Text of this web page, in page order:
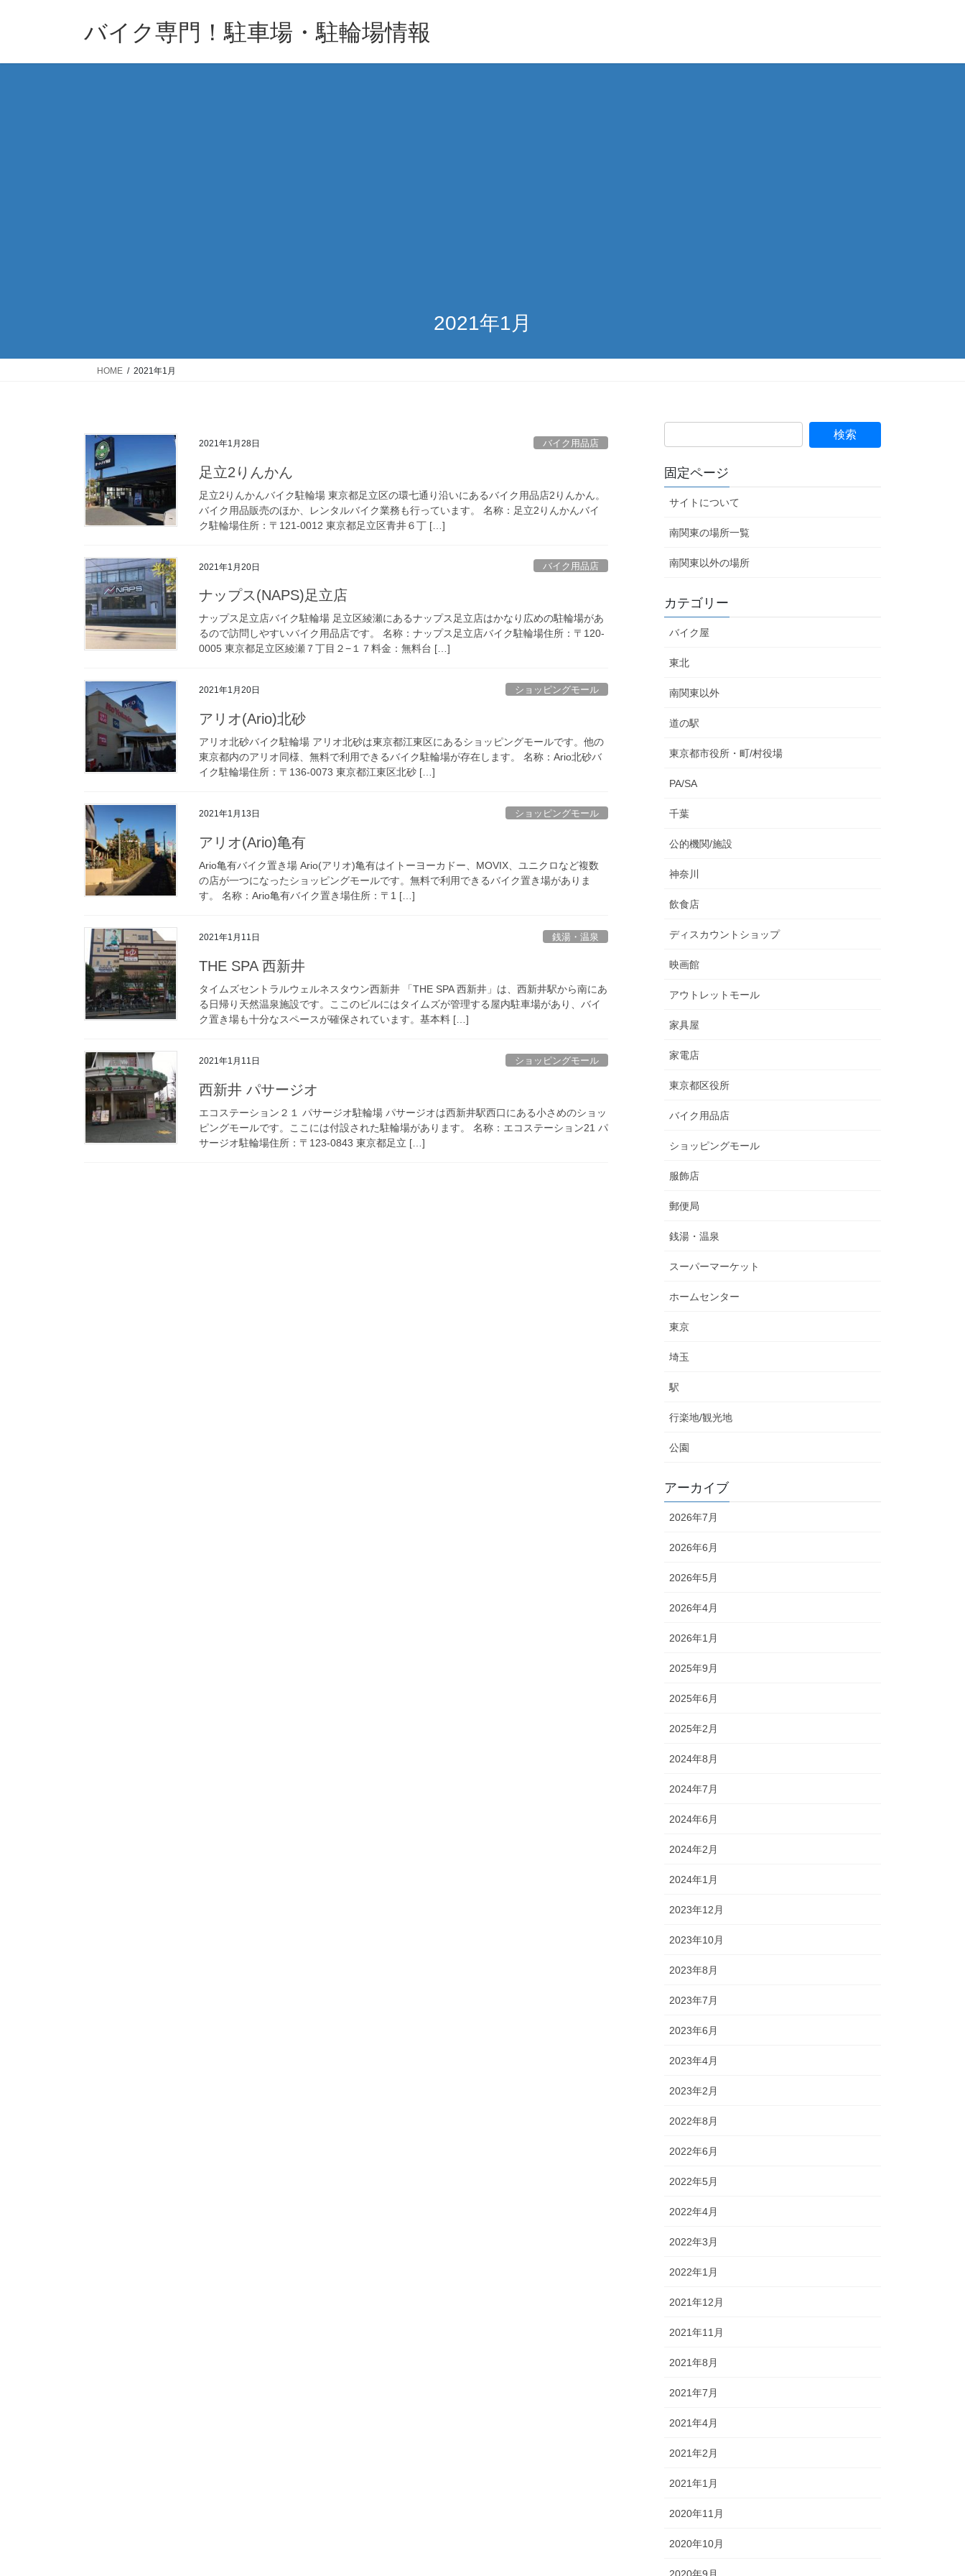
ン
ー
バイク専門！駐車場・駐輪場情報
2021年1月
HOME 2021年1月
2021年1月28日 バイク用品店
足立2りんかん
足立2りんかんバイク駐輪場 東京都足立区の環七通り沿いにあるバイク用品店2りんかん。
バイク用品販売のほか、レンタルバイク業務も行っています。 名称：足立2りんかんバイ
ク駐輪場住所：〒121-0012 東京都足立区青井６丁 […]
2021年1月20日 バイク用品店
ナップス(NAPS)足立店
ナップス足立店バイク駐輪場 足立区綾瀬にあるナップス足立店はかなり広めの駐輪場があ
るので訪問しやすいバイク用品店です。 名称：ナップス足立店バイク駐輪場住所：〒120-
0005 東京都足立区綾瀬７丁目２−１７料金：無料台 […]
2021年1月20日 ショッピングモール
アリオ(Ario)北砂
アリオ北砂バイク駐輪場 アリオ北砂は東京都江東区にあるショッピングモールです。他の
東京都内のアリオ同様、無料で利用できるバイク駐輪場が存在します。 名称：Ario北砂バ
イク駐輪場住所：〒136-0073 東京都江東区北砂 […]
2021年1月13日 ショッピングモール
アリオ(Ario)亀有
Ario亀有バイク置き場 Ario(アリオ)亀有はイトーヨーカドー、MOVIX、ユニクロなど複数
の店が一つになったショッピングモールです。無料で利用できるバイク置き場がありま
す。 名称：Ario亀有バイク置き場住所：〒1 […]
2021年1月11日 銭湯・温泉
THE SPA 西新井
タイムズセントラルウェルネスタウン西新井 「THE SPA 西新井」は、西新井駅から南にあ
る日帰り天然温泉施設です。ここのビルにはタイムズが管理する屋内駐車場があり、バイ
ク置き場も十分なスペースが確保されています。基本料 […]
2021年1月11日 ショッピングモール
西新井 パサージオ
エコステーション２１ パサージオ駐輪場 パサージオは西新井駅西口にある小さめのショッ
ピングモールです。ここには付設された駐輪場があります。 名称：エコステーション21 パ
サージオ駐輪場住所：〒123-0843 東京都足立 […]
固定ページ
サイトについて
南関東の場所一覧
南関東以外の場所
カテゴリー
バイク屋
東北
南関東以外
道の駅
東京都市役所・町/村役場
PA/SA
千葉
公的機関/施設
神奈川
飲食店
ディスカウントショップ
映画館
アウトレットモール
家具屋
家電店
東京都区役所
バイク用品店
ショッピングモール
服飾店
郵便局
銭湯・温泉
スーパーマーケット
ホームセンター
東京
埼玉
駅
行楽地/観光地
公園
アーカイブ
2026年7月
2026年6月
2026年5月
2026年4月
2026年1月
2025年9月
2025年6月
2025年2月
2024年8月
2024年7月
2024年6月
2024年2月
2024年1月
2023年12月
2023年10月
2023年8月
2023年7月
2023年6月
2023年4月
2023年2月
2022年8月
2022年6月
2022年5月
2022年4月
2022年3月
2022年1月
2021年12月
2021年11月
2021年8月
2021年7月
2021年4月
2021年2月
2021年1月
2020年11月
2020年10月
2020年9月